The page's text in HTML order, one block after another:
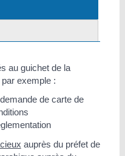
au guichet de la
exemple :
de carte de
auprès du préfet de